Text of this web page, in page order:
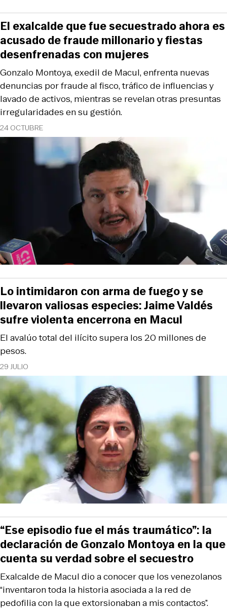
24 OCTUBRE
Gonzalo Montoya, exedil de Macul, enfrenta nuevas
denuncias por fraude al fisco, tráfico de influencias y
lavado de activos, mientras se revelan otras presuntas
irregularidades en su gestión.
El exalcalde que fue secuestrado ahora es
acusado de fraude millonario y fiestas
desenfrenadas con mujeres
29 JULIO
El avalúo total del ilícito supera los 20 millones de
pesos.
Lo intimidaron con arma de fuego y se
llevaron valiosas especies: Jaime Valdés
sufre violenta encerrona en Macul
Exalcalde de Macul dio a conocer que los venezolanos
“inventaron toda la historia asociada a la red de
pedofilia con la que extorsionaban a mis contactos”.
“Ese episodio fue el más traumático”: la
declaración de Gonzalo Montoya en la que
cuenta su verdad sobre el secuestro